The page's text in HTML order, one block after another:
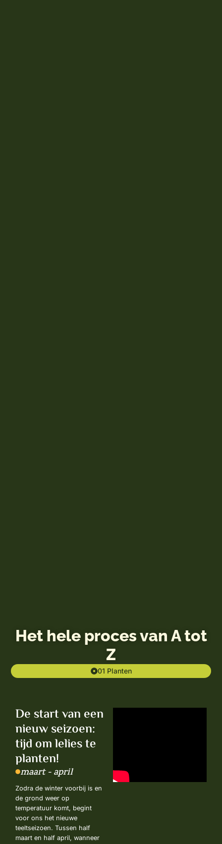
Het hele proces van A tot
Z
01 Planten
De start van een
nieuw seizoen:
tijd om lelies te
planten!
maart - april
Zodra de winter voorbij is en
de grond weer op
temperatuur komt, begint
voor ons het nieuwe
teeltseizoen. Tussen half
maart en half april, wanneer